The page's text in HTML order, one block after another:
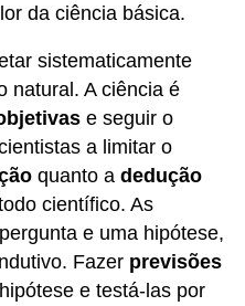
da ciência básica.
sistematicamente
natural. A ciência é
e seguir o
a limitar o
quanto adedução
científico. As
e uma hipótese,
Fazer previsões
e testá-las por